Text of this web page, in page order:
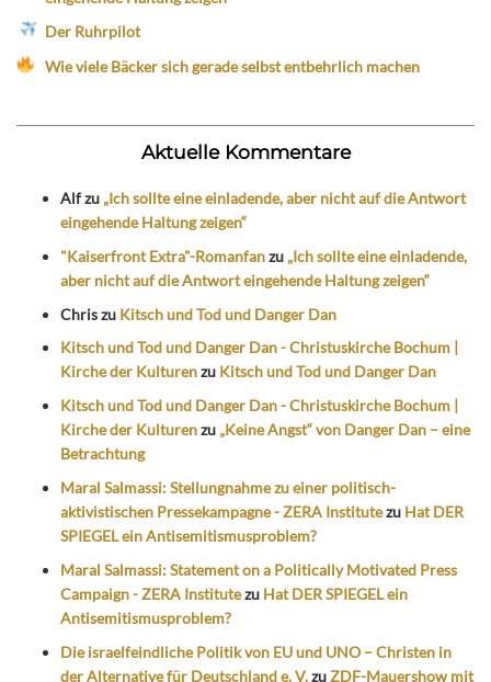
Der Ruhrpilot
Wie viele Bäcker sich gerade selbst entbehrlich machen
Aktuelle Kommentare
Alfzu „Ich sollte eine einladende, aber nicht auf die Antwort
eingehende Haltung zeigen“
"Kaiserfront Extra"-Romanfanzu „Ich sollte eine einladende,
aber nicht auf die Antwort eingehende Haltung zeigen“
Chriszu Kitsch und Tod und Danger Dan
Kitsch und Tod und Danger Dan - Christuskirche Bochum |
Kirche der Kulturenzu Kitsch und Tod und Danger Dan
Kitsch und Tod und Danger Dan - Christuskirche Bochum |
Kirche der Kulturenzu „Keine Angst“ von Danger Dan – eine
Betrachtung
Maral Salmassi: Stellungnahme zu einer politisch-
aktivistischen Pressekampagne - ZERA Institutezu Hat DER
SPIEGEL ein Antisemitismusproblem?
Maral Salmassi: Statement on a Politically Motivated Press
Campaign - ZERA Institutezu Hat DER SPIEGEL ein
Antisemitismusproblem?
Die israelfeindliche Politik von EU und UNO – Christen in
der Alternative für Deutschland e. V.zuZDF-Mauershow mit